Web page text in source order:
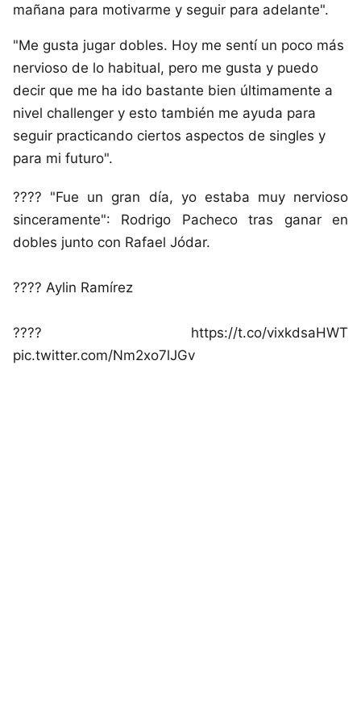
mañana para motivarme y seguir para adelante".
"Me gusta jugar dobles. Hoy me sentí un poco más
nervioso de lo habitual, pero me gusta y puedo
decir que me ha ido bastante bien últimamente a
nivel challenger y esto también me ayuda para
seguir practicando ciertos aspectos de singles y
para mi futuro".
???? "Fue un gran día, yo estaba muy nervioso
sinceramente": Rodrigo Pacheco tras ganar en
dobles junto con Rafael Jódar.
???? Aylin Ramírez
???? https://t.co/vixkdsaHWT
pic.twitter.com/Nm2xo7lJGv